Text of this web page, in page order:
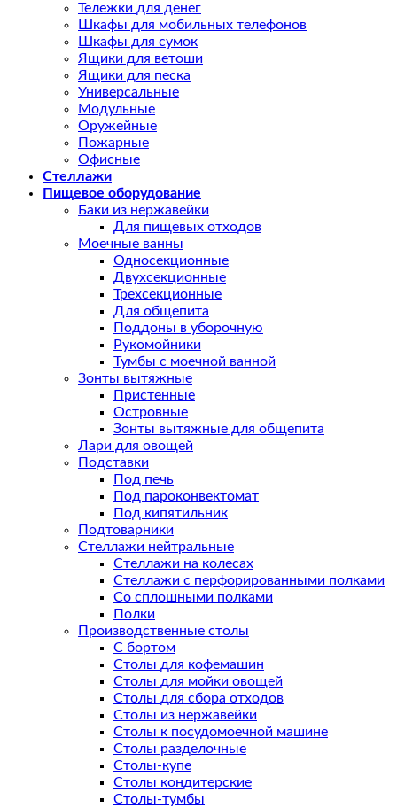
Тележки для денег
Шкафы для мобильных телефонов
Шкафы для сумок
Ящики для ветоши
Ящики для песка
Универсальные
Модульные
Оружейные
Пожарные
Офисные
Стеллажи
Пищевое оборудование
Баки из нержавейки
Для пищевых отходов
Моечные ванны
Односекционные
Двухсекционные
Трехсекционные
Для общепита
Поддоны в уборочную
Рукомойники
Тумбы с моечной ванной
Зонты вытяжные
Пристенные
Островные
Зонты вытяжные для общепита
Лари для овощей
Подставки
Под печь
Под пароконвектомат
Под кипятильник
Подтоварники
Стеллажи нейтральные
Стеллажи на колесах
Стеллажи с перфорированными полками
Со сплошными полками
Полки
Производственные столы
С бортом
Столы для кофемашин
Столы для мойки овощей
Столы для сбора отходов
Столы из нержавейки
Столы к посудомоечной машине
Столы разделочные
Столы-купе
Столы кондитерские
Столы-тумбы